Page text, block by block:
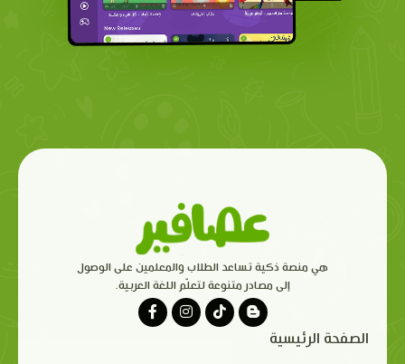
هي منصة ذكية تساعد الطلاب والمعلمين على الوصول
إلى مصادر متنوعة لتعلّم اللغة العربية.
الصفحة الرئيسية